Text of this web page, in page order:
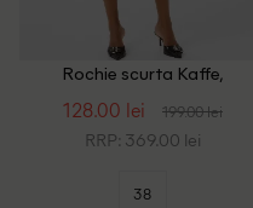
Rochie scurta Kaffe,
128.00 lei 199.00 lei
RRP: 369.00 lei
38